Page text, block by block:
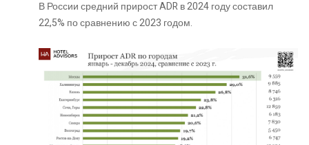
В России средний прирост ADR в 2024 году составил
22,5% по сравнению с 2023 годом.